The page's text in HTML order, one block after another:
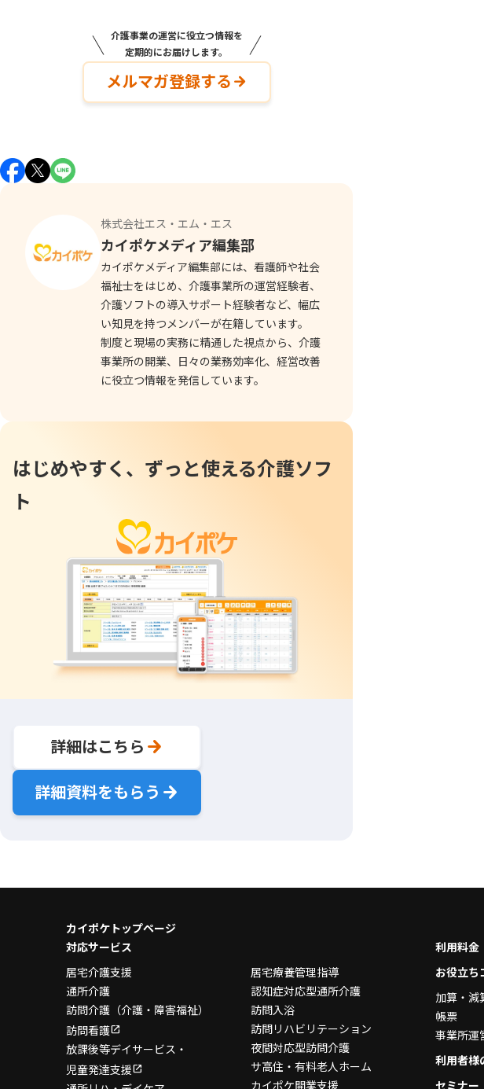
介護事業の運営に役立つ情報を
定期的にお届けします。
メルマガ登録する
株式会社エス・エム・エス
カイポケメディア編集部
カイポケメディア編集部には、看護師や社会
福祉士をはじめ、介護事業所の運営経験者、
介護ソフトの導入サポート経験者など、幅広
い知見を持つメンバーが在籍しています。
制度と現場の実務に精通した視点から、介護
事業所の開業、日々の業務効率化、経営改善
に役立つ情報を発信しています。
はじめやすく、 ずっと使える介護ソフ
ト
詳細はこちら
詳細資料をもらう
カイポケトップページ
対応サービス
居宅介護支援
通所介護
訪問介護 （介護・障害福祉）
訪問看護
放課後等デイサービス・
児童発達支援
居宅療養管理指導
認知症対応型通所介護
訪問入浴
訪問リハビリテーション
夜間対応型訪問介護
サ高住・有料老人ホーム
カイポケ開業支援
利用料金
お役立ち
加算・減
帳票
事業所運
利用者様
セミナー